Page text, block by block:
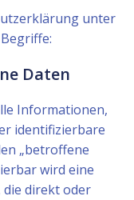
unter
Daten
Informationen,
identifizierbare
„betroffene
wird eine
direkt oder